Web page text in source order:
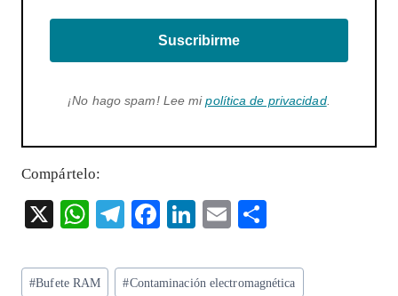
Suscribirme
¡No hago spam! Lee mipolítica de privacidad.
Compártelo:
X
W
ts
T
eg
F
eb
Li
ke
E
ai re
Etiquetas
#Bufete RAM #Contaminación electromagnética